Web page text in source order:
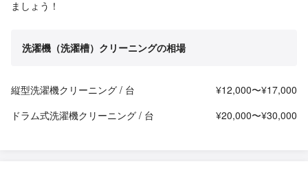
ましょう！
洗濯機（洗濯槽）クリーニングの相場
縦型洗濯機クリーニング / 台
¥12,000〜¥17,000
ドラム式洗濯機クリーニング / 台
¥20,000〜¥30,000